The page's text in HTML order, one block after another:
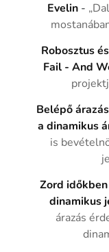
Evelin -
Robosztus
Fail - And
Belépő
a dinamikus
is
Zord
dinamikus
árazás